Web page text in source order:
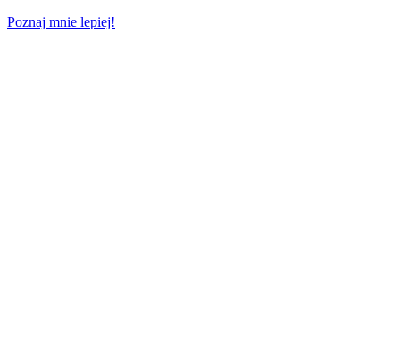
Poznaj mnie lepiej!